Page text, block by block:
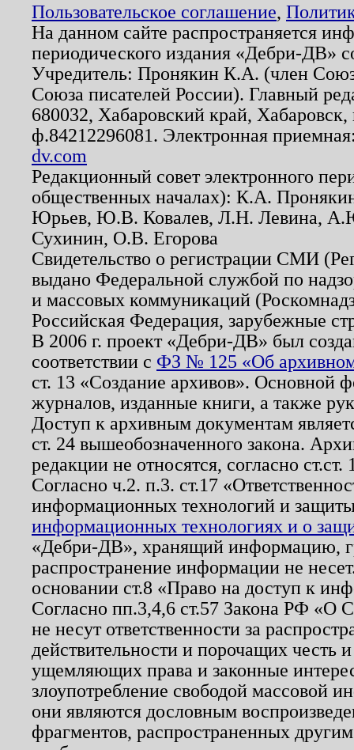
Пользовательское соглашение,
На данном сайте распространяется
периодического издания «Дебри-ДВ»
Учредитель: Пронякин К.А. (член
Союза писателей России). Главный
680032, Хабаровский край,
ф.84212296081. Электронная
dv.com
Редакционный совет электронного
общественных началах): К.А.
Юрьев, Ю.В. Ковалев, Л.Н. Левина,
Сухинин, О.В. Егорова
Свидетельство о регистрации СМИ
выдано Федеральной службой по
и массовых коммуникаций
Российская Федерация, зарубежные
В 2006 г. проект «Дебри-ДВ» был
соответствии с ФЗ № 125 «Об
ст. 13 «Создание архивов». Основной
журналов, изданные книги, а также
Доступ к архивным документам
ст. 24 вышеобозначенного закона.
редакции не относятся, согласно
Согласно ч.2. п.3. ст.17
информационных технологий и
информационных технологиях и о
«Дебри-ДВ», хранящий информацию,
распространение информации не
основании ст.8 «Право на доступ к
Согласно пп.3,4,6 ст.57 Закона РФ «О
не несут ответственности за
действительности и порочащих честь
ущемляющих права и законные
злоупотребление свободой массовой
они являются дословным
фрагментов, распространенных